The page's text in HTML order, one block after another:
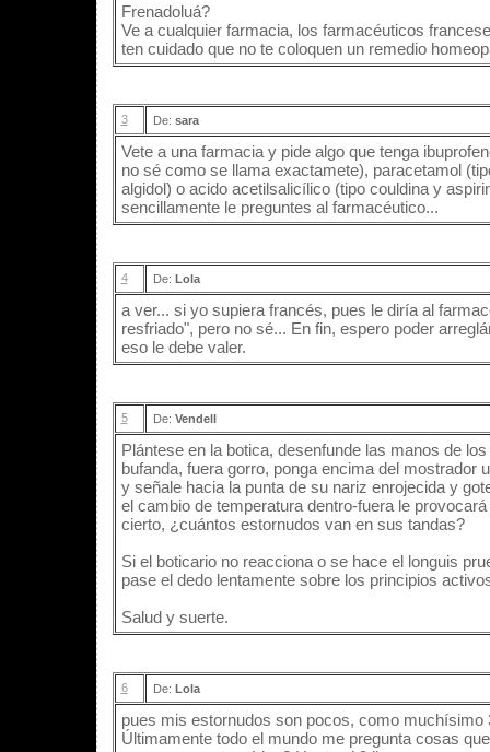
Frenadoluá?
Ve a cualquier farmacia, los farmacéuticos
ten cuidado que no te coloquen un remedio
3 De: sara
Vete a una farmacia y pide algo que tenga
no sé como se llama exactamete), paracetamol
algidol) o acido acetilsalicílico (tipo couldina y
sencillamente le preguntes al farmacéutico...
4 De: Lola
a ver... si yo supiera francés, pues le diría al
resfriado", pero no sé... En fin, espero poder
eso le debe valer.
5 De: Vendell
Plántese en la botica, desenfunde las manos de
bufanda, fuera gorro, ponga encima del mostrador
y señale hacia la punta de su nariz enrojecida y
el cambio de temperatura dentro-fuera le
cierto, ¿cuántos estornudos van en sus tandas?
Si el boticario no reacciona o se hace el longuis
pase el dedo lentamente sobre los principios
Salud y suerte.
6 De: Lola
pues mis estornudos son pocos, como muchísimo
Últimamente todo el mundo me pregunta cosas